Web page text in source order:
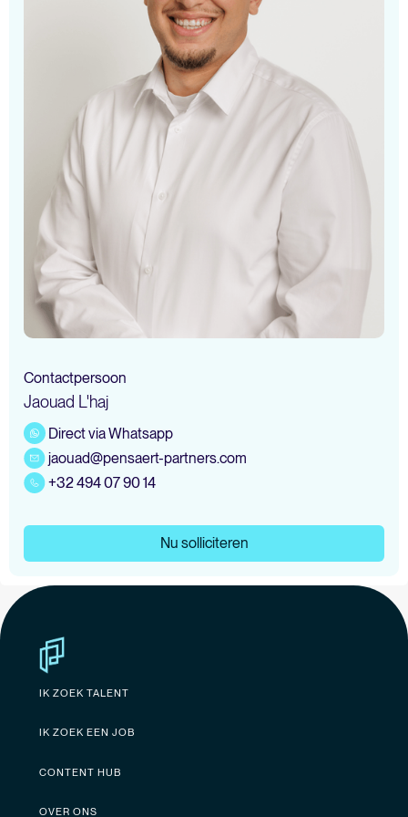
Contactpersoon
Jaouad L'haj
Direct via Whatsapp
jaouad@pensaert-partners.com
+32 494 07 90 14
Nu solliciteren
IK ZOEK TALENT
IK ZOEK EEN JOB
CONTENT HUB
OVER ONS